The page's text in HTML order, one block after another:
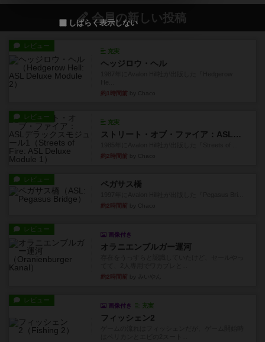
会員の新しい投稿
レビュー
充実
ヘッジロウ・ヘル
約1時間前
レビュー
充実
ストリート・オブ・ファイア：ASLデラックスモジュール1
約2時間前
レビュー ペガサス橋
約2時間前
レビュー
画像付き
オラニエンブルガー運河
約2時間前
レビュー
画像付き 充実
フィッシェン2
しばらく表示しない